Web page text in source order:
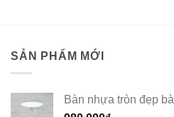
SẢN PHẨM MỚI
Bàn nhựa tròn đẹp